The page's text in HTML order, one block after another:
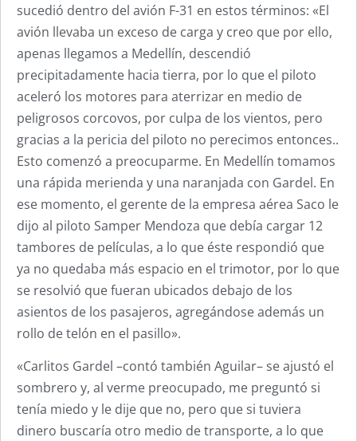
sucedió dentro del avión F-31 en estos términos: «El
avión llevaba un exceso de carga y creo que por ello,
apenas llegamos a Medellín, descendió
precipitadamente hacia tierra, por lo que el piloto
aceleró los motores para aterrizar en medio de
peligrosos corcovos, por culpa de los vientos, pero
gracias a la pericia del piloto no perecimos entonces..
Esto comenzó a preocuparme. En Medellín tomamos
una rápida merienda y una naranjada con Gardel. En
ese momento, el gerente de la empresa aérea Saco le
dijo al piloto Samper Mendoza que debía cargar 12
tambores de películas, a lo que éste respondió que
ya no quedaba más espacio en el trimotor, por lo que
se resolvió que fueran ubicados debajo de los
asientos de los pasajeros, agregándose además un
rollo de telón en el pasillo».
«Carlitos Gardel –contó también Aguilar– se ajustó el
sombrero y, al verme preocupado, me preguntó si
tenía miedo y le dije que no, pero que si tuviera
dinero buscaría otro medio de transporte, a lo que